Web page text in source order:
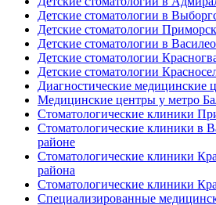
Детские стоматологии в
Детские стоматологии
Детские стоматологии в
Детские стоматологии
Детские стоматологии
Диагностические медицинские
Медицинские центры у метро
Стоматологические клиники
Стоматологические клиники в
районе
Стоматологические клиники
района
Стоматологические клиники
Специализированные